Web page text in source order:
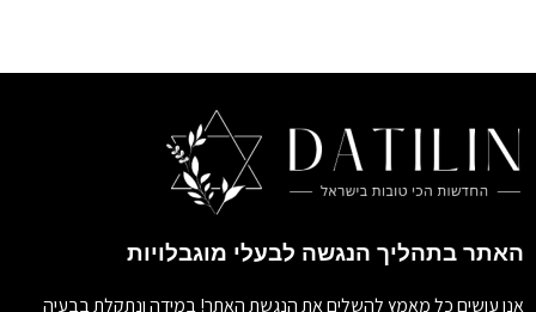
האתר בתהליך הנגשה לבעלי מוגבלויות
אנו עושים כל מאמץ להשלים את הנגשת האתר! במידה ונתקלת בבעיה